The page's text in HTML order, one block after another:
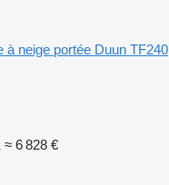
à neige portée Duun TF240
≈ 6 828 €